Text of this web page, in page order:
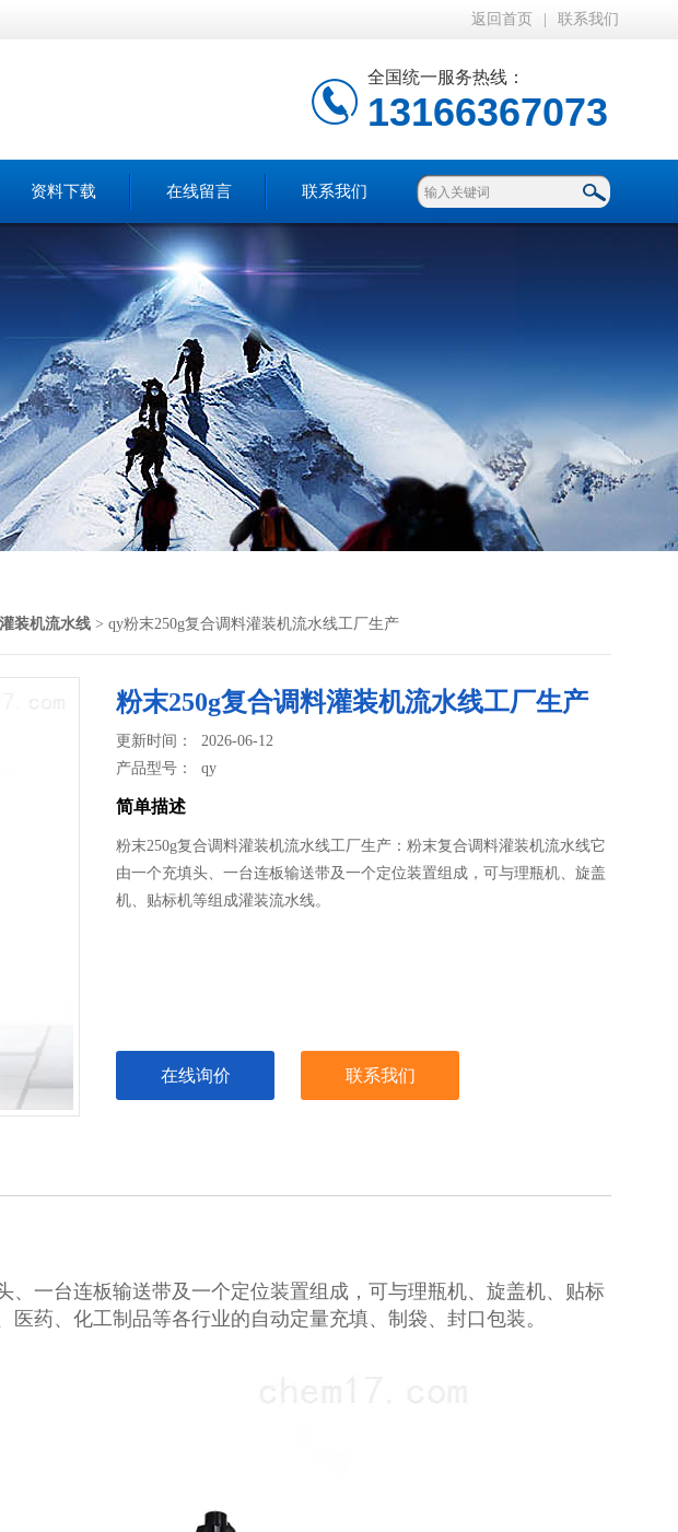
返回首页 联系我们
全国统一服务热线：
13166367073
资料下载 在线留言 联系我们
装机流水线 > qy粉末250g复合调料灌装机流水线工厂生产
粉末250g复合调料灌装机流水线工厂生产
更新时间： 2026-06-12
产品型号：qy
简单描述
粉末250g复合调料灌装机流水线工厂生产：粉末复合调料灌装机流水线​它
由一个充填头、一台连板输送带及一个定位装置组成，可与理瓶机、旋盖
机、贴标机等组成灌装流水线。
在线询价 联系我们
、一台连板输送带及一个定位装置组成，可与理瓶机、旋盖机、贴标
药、化工制品等各行业的自动定量充填、制袋、封口包装。